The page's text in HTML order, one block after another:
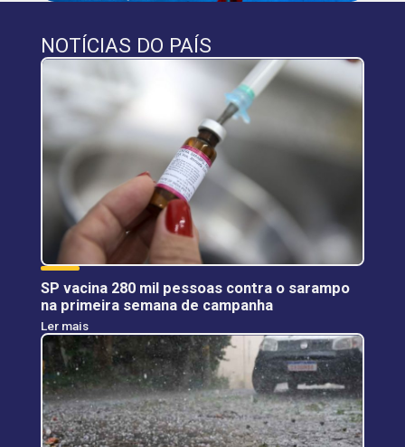
NOTÍCIAS DO PAÍS
SP vacina 280 mil pessoas contra o sarampo
na primeira semana de campanha
Ler mais